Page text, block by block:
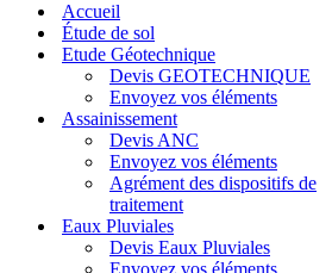
navigationAccueil
Étude de sol
Etude Géotechnique
Devis GEOTECHNIQUE
Envoyez vos éléments
Assainissement
Devis ANC
Envoyez vos éléments
Agrément des dispositifs de
traitement
Eaux Pluviales
Devis Eaux Pluviales
Envoyez vos éléments